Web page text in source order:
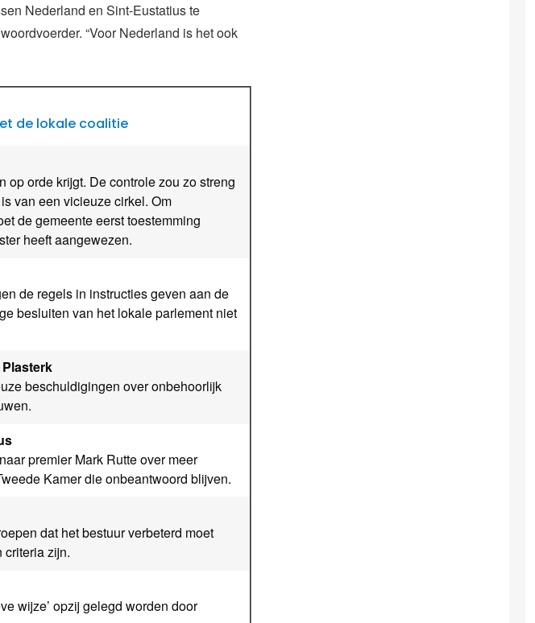
Nederland en Sint-Eustatius te
“Voor Nederland is het ook
de lokale coalitie
orde krijgt. De controle zou zo streng
van een vicieuze cirkel. Om
de gemeente eerst toestemming
heeft aangewezen.
de regels in instructies geven aan de
besluiten van het lokale parlement niet
beschuldigingen over onbehoorlijk
premier Mark Rutte over meer
Kamer die onbeantwoord blijven.
dat het bestuur verbeterd moet
criteria zijn.
wijze’ opzij gelegd worden door